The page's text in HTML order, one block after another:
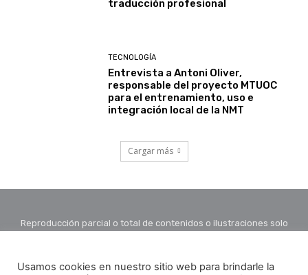
traducción profesional
TECNOLOGÍA
Entrevista a Antoni Oliver,
responsable del proyecto MTUOC
para el entrenamiento, uso e
integración local de la NMT
Cargar más
Reproducción parcial o total de contenidos o ilustraciones solo
Usamos cookies en nuestro sitio web para brindarle la